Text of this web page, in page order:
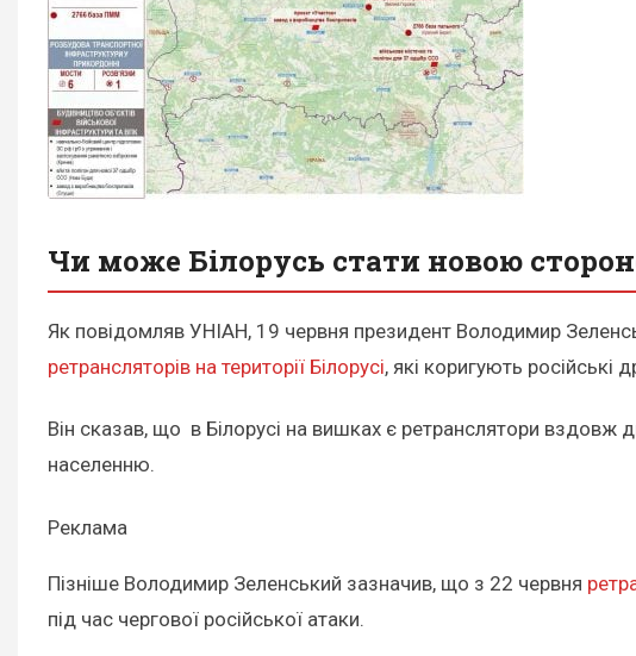
Чи може Білорусь стати новою
Як повідомляв УНІАН, 19 червня президент Володимир
ретрансляторів на території Білорусі, які коригують російські
Він сказав, що в Білорусі на вишках є ретранслятори вздовж
населенню.
Реклама
Пізніше Володимир Зеленський зазначив, що з 22 червня
під час чергової російської атаки.